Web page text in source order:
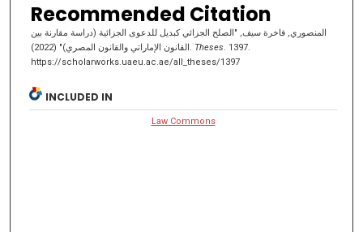
Recommended Citation
المنصوري, فاخرة سیف, "الصلح الجزائي كبدیل للدعوى الجزائیة (دراسة مقارنة بین
القانون الإماراتي والقانون المصري)" (2022). Theses. 1397.
https://scholarworks.uaeu.ac.ae/all_theses/1397
INCLUDED IN
Law Commons